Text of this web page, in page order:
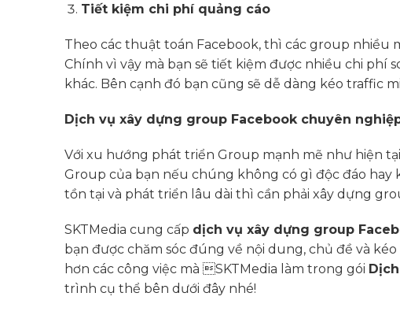
Tiết kiệm chi phí quảng cáo
Theo các thuật toán Facebook, thì các group
Chính vì vậy mà bạn sẽ tiết kiệm được nhiều chi phí
khác. Bên cạnh đó bạn cũng sẽ dễ dàng kéo traffic
Dịch vụ xây dựng group Facebook chuyên
Với xu hướng phát triển Group mạnh mẽ như hiện
Group của bạn nếu chúng không có gì độc đáo hay
tồn tại và phát triển lâu dài thì cần phải xây dựng
SKTMedia cung cấp dịch vụ xây dựng group
bạn được chăm sóc đúng về nội dung, chủ đề và
hơn các công việc mà SKTMedia làm trong gói
trình cụ thể bên dưới đây nhé!